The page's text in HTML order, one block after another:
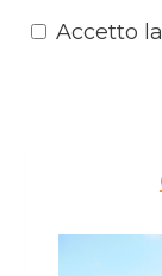
Accetto la